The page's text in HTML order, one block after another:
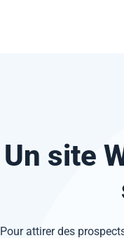
Un site
Pour attirer des